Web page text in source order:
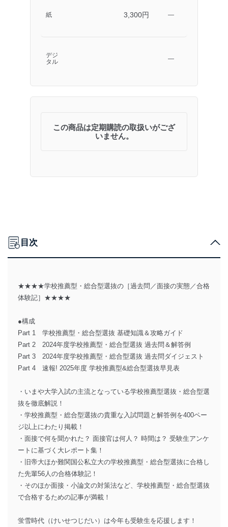
紙 3,300円 ―
デジ
タル
―
この商品は定期購読の取扱いがござ
いません。
目次
★★★★学校推薦型・総合型選抜の［過去問／面接の実態／合格
体験記］★★★★
●構成
Part 1 学校推薦型・総合型選抜 基礎知識＆攻略ガイド
Part 2 2024年度学校推薦型・総合型選抜 過去問＆解答例
Part 3 2024年度学校推薦型・総合型選抜 過去問ダイジェスト
Part 4 速報! 2025年度 学校推薦型&総合型選抜早見表
・いまや大学入試の主流となっている学校推薦型選抜・総合型選
抜を徹底解説！
・学校推薦型・総合型選抜の貴重な入試問題と解答例を400ペー
ジ以上にわたり掲載！
・面接で何を聞かれた？ 面接官は何人？ 時間は？ 受験生アンケ
ートに基づく大レポート集！
・旧帝大ほか難関国公私立大の学校推薦型・総合型選抜に合格し
た先輩56人の合格体験記！
・そのほか面接・小論文の対策法など、学校推薦型・総合型選抜
で合格するための記事が満載！
蛍雪時代（けいせつじだい）は今年も受験生を応援します！